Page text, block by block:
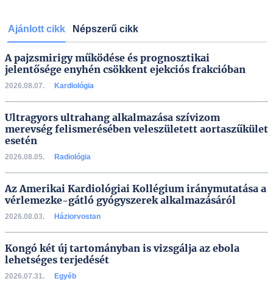
Ajánlott cikk Népszerű cikk
A pajzsmirigy működése és prognosztikai
jelentősége enyhén csökkent ejekciós frakcióban
2026.08.07. Kardiológia
Ultragyors ultrahang alkalmazása szívizom
merevség felismerésében veleszületett aortaszűkület
esetén
2026.08.05. Radiológia
Az Amerikai Kardiológiai Kollégium iránymutatása a
vérlemezke-gátló gyógyszerek alkalmazásáról
2026.08.03. Háziorvostan
Kongó két új tartományban is vizsgálja az ebola
lehetséges terjedését
2026.07.31. Egyéb